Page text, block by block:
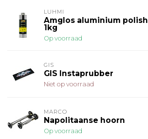
LUHMI
Amglos aluminium polish
1kg
Op voorraad
GIS
GIS Instaprubber
Niet op voorraad
MARCO
Napolitaanse hoorn
Op voorraad